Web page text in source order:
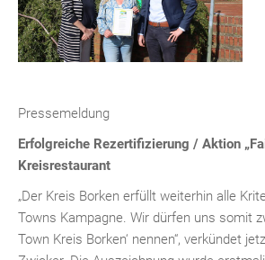
Pressemeldung
Erfolgreiche Rezertifizierung / Aktion
Kreisrestaurant
„Der Kreis Borken erfüllt weiterhin alle
Towns Kampagne. Wir dürfen uns somit
Town Kreis Borken‘ nennen“, verkündet